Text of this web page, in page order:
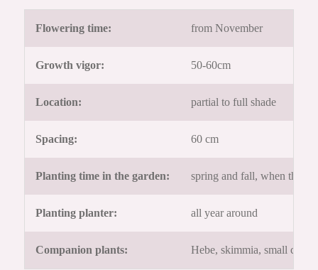
Flowering time: from November
Growth vigor: 50-60cm
Location: partial to full shade
Spacing: 60 cm
Planting time in the garden: spring and fall, when the
Planting planter: all year around
Companion plants: Hebe, skimmia, small